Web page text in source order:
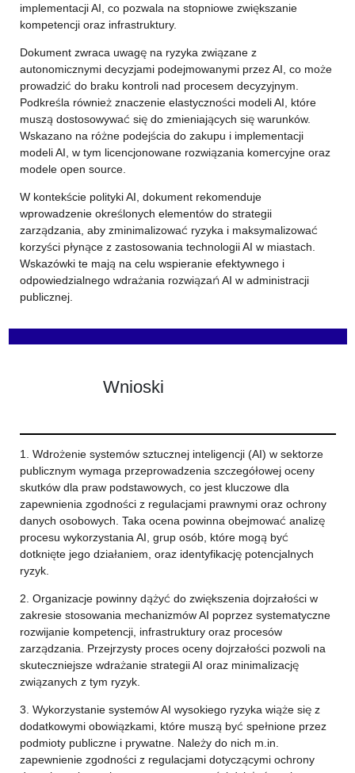
implementacji AI, co pozwala na stopniowe zwiększanie
kompetencji oraz infrastruktury.
Dokument zwraca uwagę na ryzyka związane z
autonomicznymi decyzjami podejmowanymi przez AI, co może
prowadzić do braku kontroli nad procesem decyzyjnym.
Podkreśla również znaczenie elastyczności modeli AI, które
muszą dostosowywać się do zmieniających się warunków.
Wskazano na różne podejścia do zakupu i implementacji
modeli AI, w tym licencjonowane rozwiązania komercyjne oraz
modele open source.
W kontekście polityki AI, dokument rekomenduje
wprowadzenie określonych elementów do strategii
zarządzania, aby zminimalizować ryzyka i maksymalizować
korzyści płynące z zastosowania technologii AI w miastach.
Wskazówki te mają na celu wspieranie efektywnego i
odpowiedzialnego wdrażania rozwiązań AI w administracji
publicznej.
Wnioski
1. Wdrożenie systemów sztucznej inteligencji (AI) w sektorze
publicznym wymaga przeprowadzenia szczegółowej oceny
skutków dla praw podstawowych, co jest kluczowe dla
zapewnienia zgodności z regulacjami prawnymi oraz ochrony
danych osobowych. Taka ocena powinna obejmować analizę
procesu wykorzystania AI, grup osób, które mogą być
dotknięte jego działaniem, oraz identyfikację potencjalnych
ryzyk.
2. Organizacje powinny dążyć do zwiększenia dojrzałości w
zakresie stosowania mechanizmów AI poprzez systematyczne
rozwijanie kompetencji, infrastruktury oraz procesów
zarządzania. Przejrzysty proces oceny dojrzałości pozwoli na
skuteczniejsze wdrażanie strategii AI oraz minimalizację
związanych z tym ryzyk.
3. Wykorzystanie systemów AI wysokiego ryzyka wiąże się z
dodatkowymi obowiązkami, które muszą być spełnione przez
podmioty publiczne i prywatne. Należy do nich m.in.
zapewnienie zgodności z regulacjami dotyczącymi ochrony